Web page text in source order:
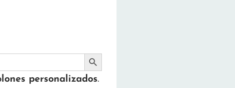
BOTÓN DE BÚSQUEDA
personalizados.